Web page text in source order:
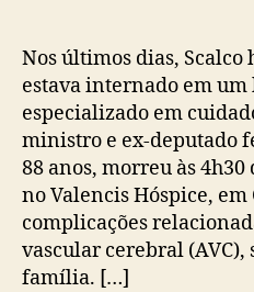
Nos últimos dias, Scalco
estava internado em
especializado em
ministro e ex-deputado
88 anos, morreu às
no Valencis Hóspice,
complicações
vascular cerebral
família. […]